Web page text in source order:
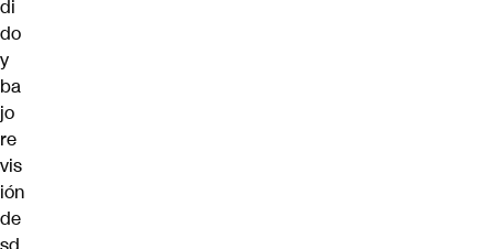
di
do
y
ba
jo
re
vis
ión
de